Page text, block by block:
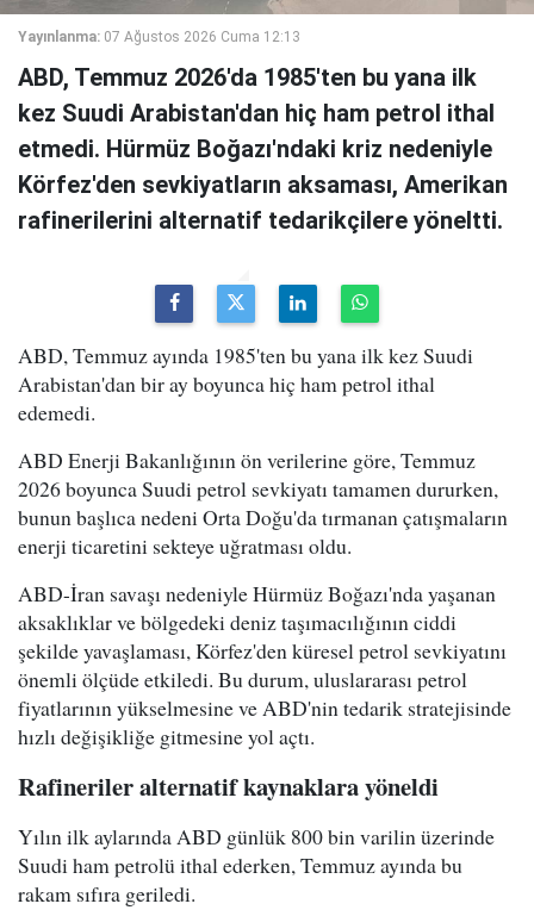
Yayınlanma: 07 Ağustos 2026 Cuma 12:13
ABD, Temmuz 2026'da 1985'ten bu yana ilk
kez Suudi Arabistan'dan hiç ham petrol ithal
etmedi. Hürmüz Boğazı'ndaki kriz nedeniyle
Körfez'den sevkiyatların aksaması, Amerikan
rafinerilerini alternatif tedarikçilere yöneltti.
ABD, Temmuz ayında 1985'ten bu yana ilk kez Suudi
Arabistan'dan bir ay boyunca hiç ham petrol ithal
edemedi.
ABD Enerji Bakanlığının ön verilerine göre, Temmuz
2026 boyunca Suudi petrol sevkiyatı tamamen dururken,
bunun başlıca nedeni Orta Doğu'da tırmanan çatışmaların
enerji ticaretini sekteye uğratması oldu.
ABD-İran savaşı nedeniyle Hürmüz Boğazı'nda yaşanan
aksaklıklar ve bölgedeki deniz taşımacılığının ciddi
şekilde yavaşlaması, Körfez'den küresel petrol sevkiyatını
önemli ölçüde etkiledi. Bu durum, uluslararası petrol
fiyatlarının yükselmesine ve ABD'nin tedarik stratejisinde
hızlı değişikliğe gitmesine yol açtı.
Rafineriler alternatif kaynaklara yöneldi
Yılın ilk aylarında ABD günlük 800 bin varilin üzerinde
Suudi ham petrolü ithal ederken, Temmuz ayında bu
rakam sıfıra geriledi.